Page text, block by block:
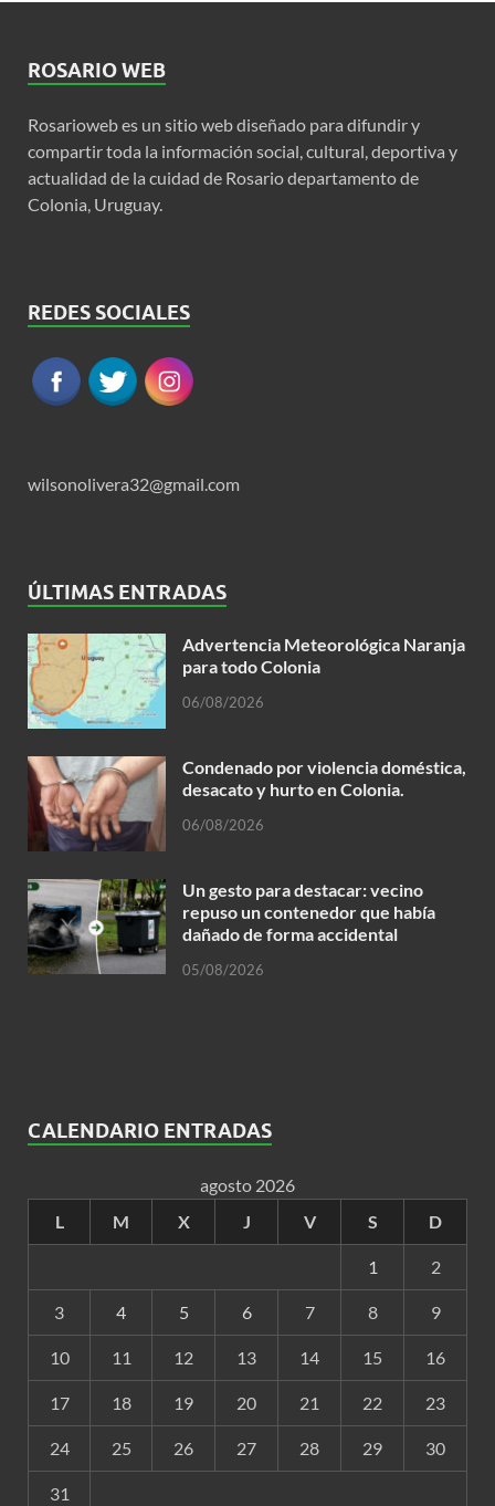
ROSARIO WEB
Rosarioweb es un sitio web diseñado para difundir y
compartir toda la información social, cultural, deportiva y
actualidad de la cuidad de Rosario departamento de
Colonia, Uruguay.
REDES SOCIALES
wilsonolivera32@gmail.com
ÚLTIMAS ENTRADAS
Advertencia Meteorológica Naranja
para todo Colonia
06/08/2026
Condenado por violencia doméstica,
desacato y hurto en Colonia.
06/08/2026
Un gesto para destacar: vecino
repuso un contenedor que había
dañado de forma accidental
05/08/2026
CALENDARIO ENTRADAS
agosto 2026
L
M X J V S D
1 2
3 4 5 6 7 8 9
10 11 12 13 14 15 16
17 18 19 20 21 22 23
24 25 26 27 28 29 30
31